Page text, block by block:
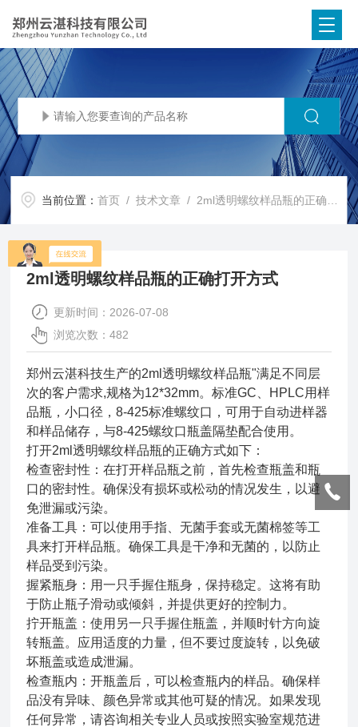
当前位置：首页 /技术文章 / 2ml透明螺纹样品瓶的正确打开方式
2ml透明螺纹样品瓶的正确打开方式
更新时间：2026-07-08
浏览次数：482
郑州云湛科技生产的2ml透明螺纹样品瓶"满足不同层
次的客户需求,规格为12*32mm。标准GC、HPLC用样
品瓶，小口径，8-425标准螺纹口，可用于自动进样器
和样品储存，与8-425螺纹口瓶盖隔垫配合使用。
打开2ml透明螺纹样品瓶的正确方式如下：
检查密封性：在打开样品瓶之前，首先检查瓶盖和瓶
口的密封性。确保没有损坏或松动的情况发生，以避
免泄漏或污染。
准备工具：可以使用手指、无菌手套或无菌棉签等工
具来打开样品瓶。确保工具是干净和无菌的，以防止
样品受到污染。
握紧瓶身：用一只手握住瓶身，保持稳定。这将有助
于防止瓶子滑动或倾斜，并提供更好的控制力。
拧开瓶盖：使用另一只手握住瓶盖，并顺时针方向旋
转瓶盖。应用适度的力量，但不要过度旋转，以免破
坏瓶盖或造成泄漏。
检查瓶内：开瓶盖后，可以检查瓶内的样品。确保样
品没有异味、颜色异常或其他可疑的情况。如果发现
任何异常，请咨询相关专业人员或按照实验室规范进